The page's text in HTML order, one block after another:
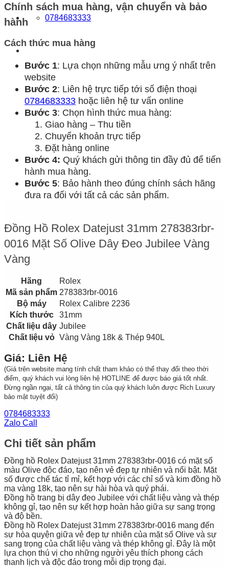
0784683333
Chính sách mua hàng, vận chuyển và bảo
hành
Cách thức mua hàng
Bước 1: Lựa chọn những mẫu ưng ý nhất trên
website
Bước 2: Liên hệ trực tiếp tới số điện thoại
0784683333 hoặc liên hệ tư vấn online
Bước 3: Chọn hình thức mua hàng:
Giao hàng – Thu tiền
Chuyển khoản trực tiếp
Đặt hàng online
Bước 4: Quý khách gửi thông tin đầy đủ để tiến
hành mua hàng.
Bước 5: Bảo hành theo đúng chính sách hãng
đưa ra đối với tất cả các sản phẩm.
Đồng Hồ Rolex Datejust 31mm 278383rbr-
0016 Mặt Số Olive Dây Đeo Jubilee Vàng
Vàng
Hãng
Rolex
Mã sản phẩm 278383rbr-0016
Bộ máy
Rolex Calibre 2236
Kích thước
31mm
Chất liệu dây Jubilee
Chất liệu vỏ Vàng Vàng 18k & Thép 940L
Giá: Liên Hệ
(Giá trên website mang tính chất tham khảo có thể thay đổi theo thời
điểm, quý khách vui lòng liên hệ HOTLINE để được báo giá tốt nhất.
Đừng ngần ngại, tất cả thông tin của quý khách luôn được Rich Luxury
bảo mật tuyệt đối)
0784683333
Zalo Call
Chi tiết sản phẩm
Đồng hồ Rolex Datejust 31mm 278383rbr-0016 có mặt số
màu Olive độc đáo, tạo nên vẻ đẹp tự nhiên và nổi bật. Mặt
số được chế tác tỉ mỉ, kết hợp với các chỉ số và kim đồng hồ
mạ vàng 18k, tạo nên sự hài hòa và quý phái.
Đồng hồ trang bị dây đeo Jubilee với chất liệu vàng và thép
không gỉ, tạo nên sự kết hợp hoàn hảo giữa sự sang trọng
và độ bền.
Đồng hồ Rolex Datejust 31mm 278383rbr-0016 mang đến
sự hòa quyện giữa vẻ đẹp tự nhiên của mặt số Olive và sự
sang trọng của chất liệu vàng và thép không gỉ. Đây là một
lựa chọn thú vị cho những người yêu thích phong cách
thanh lịch và độc đáo trong mỗi dịp trọng đại.